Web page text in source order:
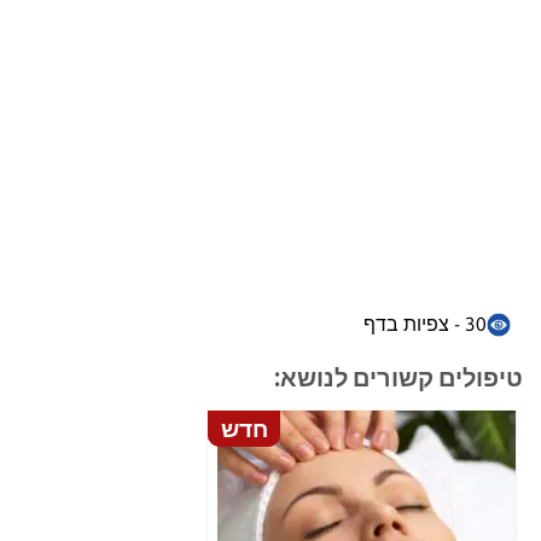
30 - צפיות בדף
טיפולים קשורים לנושא:
חדש
חדש